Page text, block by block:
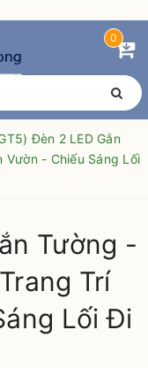
0
Đèn 2 LED Gắn
Vườn - Chiếu Sáng Lối
Tường -
Trí
Lối Đi